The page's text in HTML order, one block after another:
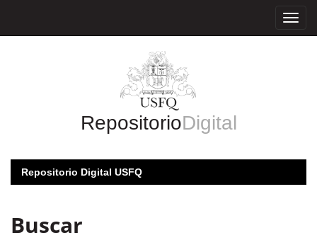
RepositorioDigital
Repositorio Digital USFQ
Buscar